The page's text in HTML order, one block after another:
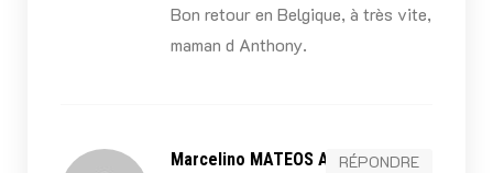
Bon retour en Belgique, à très vite,
maman d Anthony.
Marcelino MATEOS ALONSORÉPONDRE